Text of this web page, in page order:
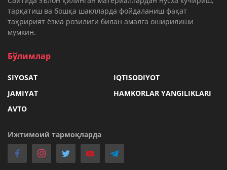
тарқатиш ва бошқа шаклларда фойдаланиш фақат
таҳририят ёзма розилиги билан амалга оширилиши
мумкин.
Бўлимлар
SIYOSAT
IQTISODIYOT
JAMIYAT
HAMKORLAR YANGILIKLARI
AVTO
Ижтимоий тармоқларда